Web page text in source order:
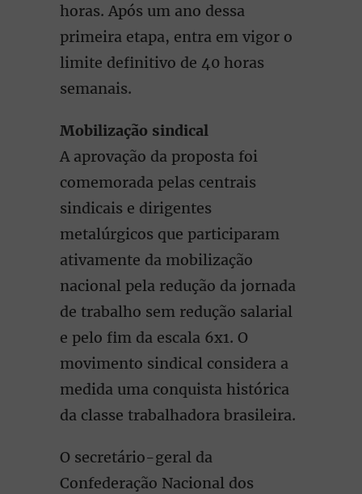
horas. Após um ano dessa
primeira etapa, entra em vigor o
limite definitivo de 40 horas
semanais.
Mobilização sindical
A aprovação da proposta foi
comemorada pelas centrais
sindicais e dirigentes
metalúrgicos que participaram
ativamente da mobilização
nacional pela redução da jornada
de trabalho sem redução salarial
e pelo fim da escala 6x1. O
movimento sindical considera a
medida uma conquista histórica
da classe trabalhadora brasileira.
O secretário-geral da
Confederação Nacional dos